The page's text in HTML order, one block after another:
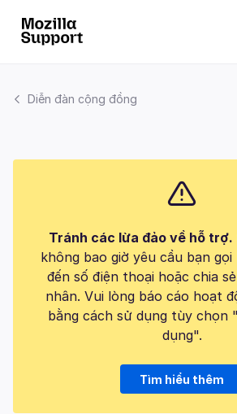
Diễn đàn cộng đồng
Tránh các lừa đảo về hỗ trợ.
không bao giờ yêu cầu bạn
đến số điện thoại hoặc chia
nhân. Vui lòng báo cáo hoạt
bằng cách sử dụng tùy chọn
dụng".
Tìm hiểu thêm